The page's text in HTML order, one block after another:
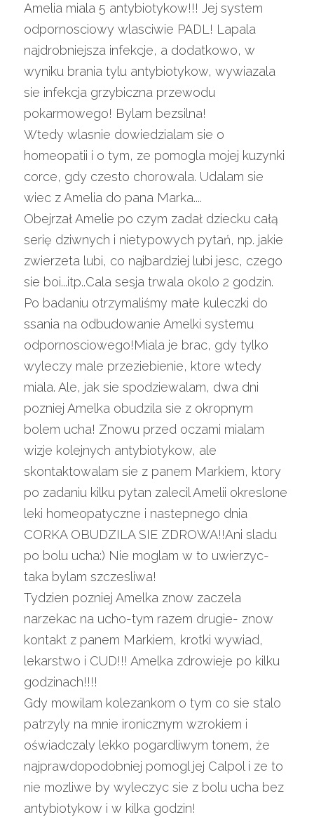
Amelia miala 5 antybiotykow!!! Jej system
odpornosciowy wlasciwie PADL! Lapala
najdrobniejsza infekcje, a dodatkowo, w
wyniku brania tylu antybiotykow, wywiazala
sie infekcja grzybiczna przewodu
pokarmowego! Bylam bezsilna!
Wtedy wlasnie dowiedzialam sie o
homeopatii i o tym, ze pomogla mojej kuzynki
corce, gdy czesto chorowala. Udalam sie
wiec z Amelia do pana Marka....
Obejrzał Amelie po czym zadał dziecku całą
serię dziwnych i nietypowych pytań, np. jakie
zwierzeta lubi, co najbardziej lubi jesc, czego
sie boi...itp..Cala sesja trwala okolo 2 godzin.
Po badaniu otrzymaliśmy małe kuleczki do
ssania na odbudowanie Amelki systemu
odpornosciowego!Miala je brac, gdy tylko
wyleczy male przeziebienie, ktore wtedy
miala. Ale, jak sie spodziewalam, dwa dni
pozniej Amelka obudzila sie z okropnym
bolem ucha! Znowu przed oczami mialam
wizje kolejnych antybiotykow, ale
skontaktowalam sie z panem Markiem, ktory
po zadaniu kilku pytan zalecil Amelii okreslone
leki homeopatyczne i nastepnego dnia
CORKA OBUDZILA SIE ZDROWA!!Ani sladu
po bolu ucha:) Nie moglam w to uwierzyc-
taka bylam szczesliwa!
Tydzien pozniej Amelka znow zaczela
narzekac na ucho-tym razem drugie- znow
kontakt z panem Markiem, krotki wywiad,
lekarstwo i CUD!!! Amelka zdrowieje po kilku
godzinach!!!!
Gdy mowilam kolezankom o tym co sie stalo
patrzyly na mnie ironicznym wzrokiem i
oświadczaly lekko pogardliwym tonem, że
najprawdopodobniej pomogl jej Calpol i ze to
nie mozliwe by wyleczyc sie z bolu ucha bez
antybiotykow i w kilka godzin!